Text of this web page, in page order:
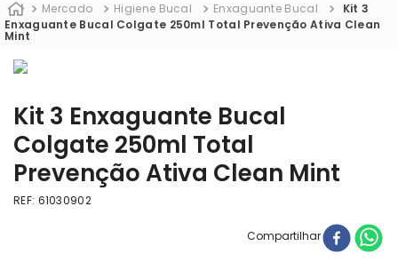
Mercado Higiene Bucal Enxaguante Bucal
Kit 3
Enxaguante Bucal Colgate 250ml Total Prevenção Ativa Clean
Mint
Kit 3 Enxaguante Bucal
Colgate 250ml Total
Prevenção Ativa Clean Mint
REF: 61030902
Compartilhar